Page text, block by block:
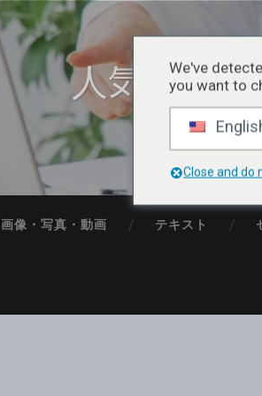
人気フリ
無料の
画像・写真・動画 テキスト
We've
you want to
Close and do